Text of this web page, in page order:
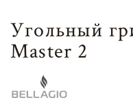
Угольный
Master 2